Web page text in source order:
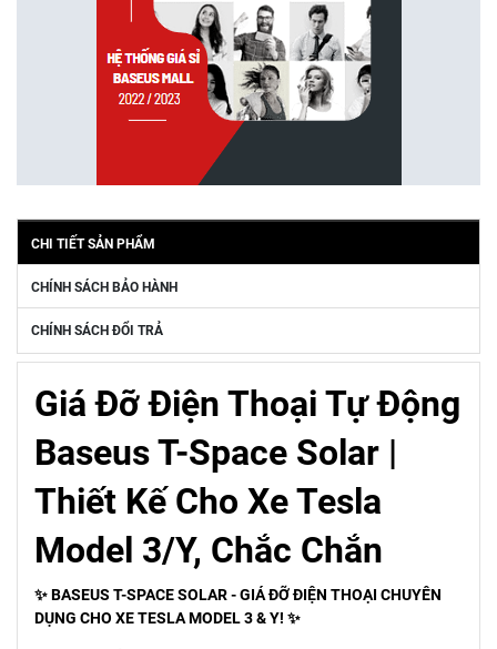
CHI TIẾT SẢN PHẨM
CHÍNH SÁCH BẢO HÀNH
CHÍNH SÁCH ĐỔI TRẢ
Giá Đỡ Điện Thoại Tự Động
Baseus T-Space Solar |
Thiết Kế Cho Xe Tesla
Model 3/Y, Chắc Chắn
✨ BASEUS T-SPACE SOLAR - GIÁ ĐỠ ĐIỆN THOẠI CHUYÊN
DỤNG CHO XE TESLA MODEL 3 & Y! ✨